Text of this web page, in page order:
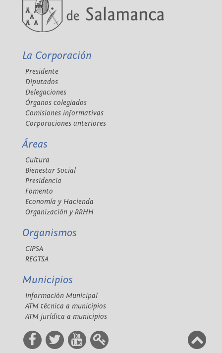
La Corporación
Presidente
Diputados
Delegaciones
Órganos colegiados
Comisiones informativas
Corporaciones anteriores
Áreas
Cultura
Bienestar Social
Presidencia
Fomento
Economía y Hacienda
Organización y RRHH
Organismos
CIPSA
REGTSA
Municipios
Información Municipal
ATM técnica a municipios
ATM jurídica a municipios